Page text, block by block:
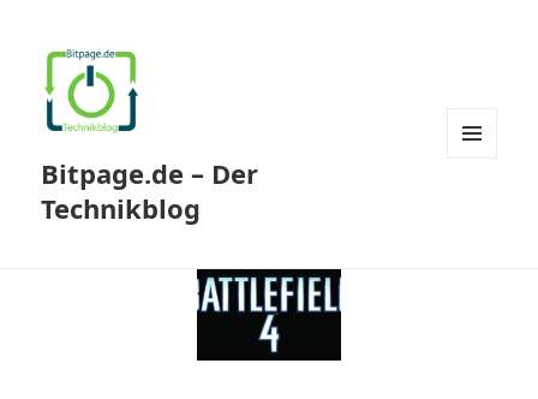
Bitpage.de – Der
Technikblog